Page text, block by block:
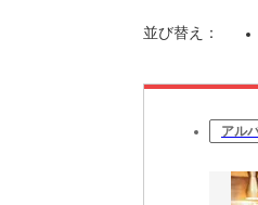
並び替え：
アル